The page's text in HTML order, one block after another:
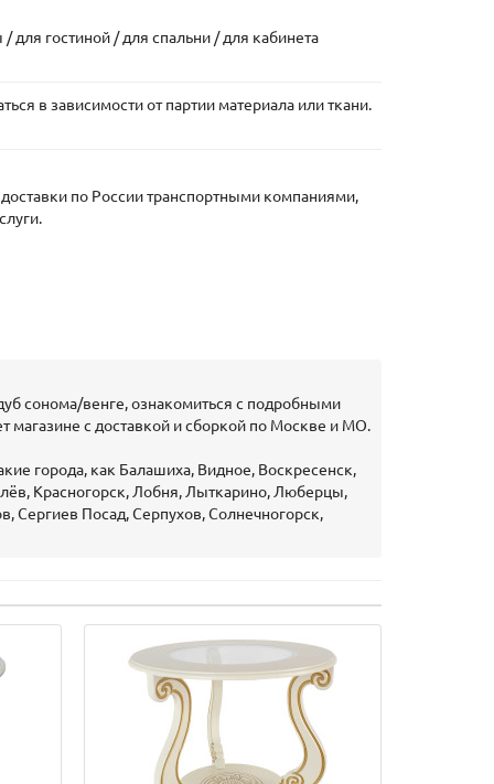
гостиной / для спальни / для кабинета
в зависимости от партии материала или ткани.
по России транспортными компаниями,
сонома/венге, ознакомиться с подробными
магазине с доставкой и сборкой по Москве и МО.
города, как Балашиха, Видное, Воскресенск,
Красногорск, Лобня, Лыткарино, Люберцы,
Посад, Серпухов, Солнечногорск,